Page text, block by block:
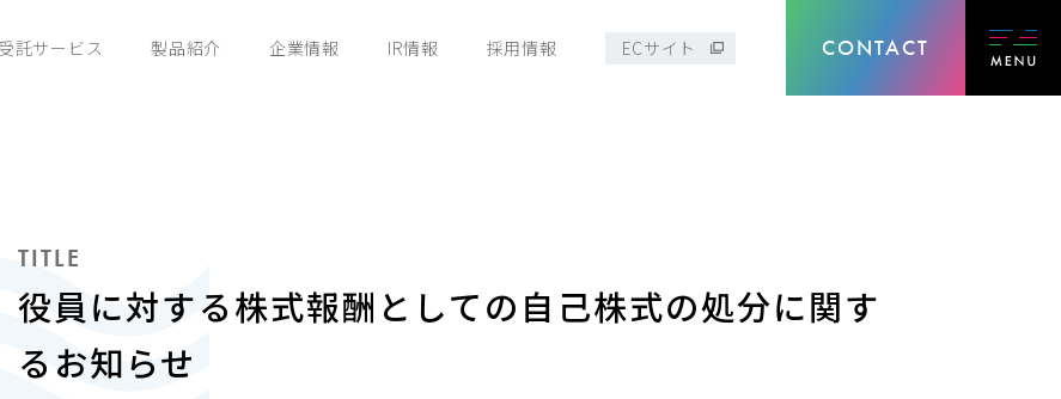
託サービス 製品紹介 企業情報 IR情報 採用情報 ECサイト CONTACT
TITLE
役員に対する株式報酬としての自己株式の処分に関す
るお知らせ